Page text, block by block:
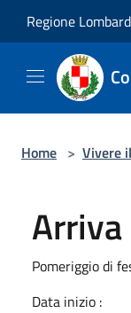
Regione
Home > Vivere
Pomeriggio di
Data inizio :